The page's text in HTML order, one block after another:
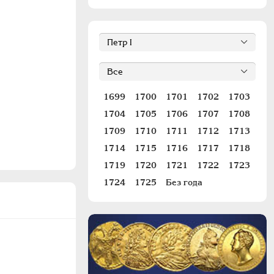
1699 1700 1701 1702
1703
1704
1705 1706 1707
1708
1709
1710 1711 1712
1713
1714
1715 1716 1717
1718
1719
1720 1721 1722
1723
1724
1725 Без года